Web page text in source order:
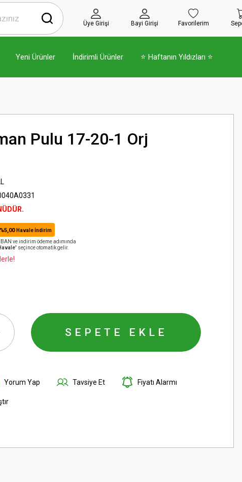
Üye Girişi Bayi Girişi Favorilerim
Yeni Ürünler İndirimli Ürünler ⭐ Haftanın Yıldızları ⭐
Pulu 17-20-1 Orj
%5,00 Havale İndirim
ve indirim ödeme adımında
seçince otomatik gelir.
SEPETE EKLE
Yorum Yap Tavsiye Et Fiyatı Alarmı